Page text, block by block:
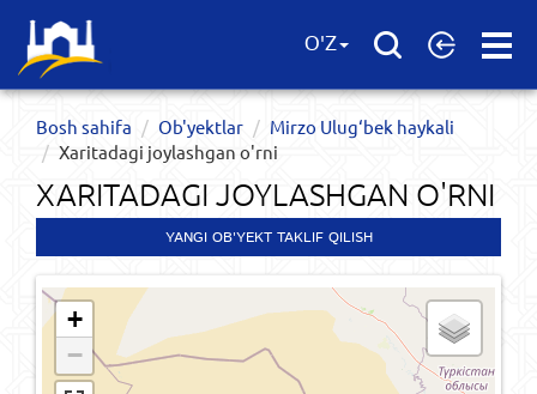
Open
O'Z
Bosh sahifa Ob'yektlar​
Mirzo Ulug‘bek haykali
Xaritadagi joylashgan o'rni
XARITADAGI JOYLASHGAN O'RNI
YANGI OB'YEKT TAKLIF QILISH
+
−